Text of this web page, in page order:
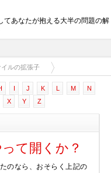
てあなたが抱える大半の問題の解
イルの拡張子
I J K L M
N
X Y Z
て開くか？
のなら、おそらく上記の